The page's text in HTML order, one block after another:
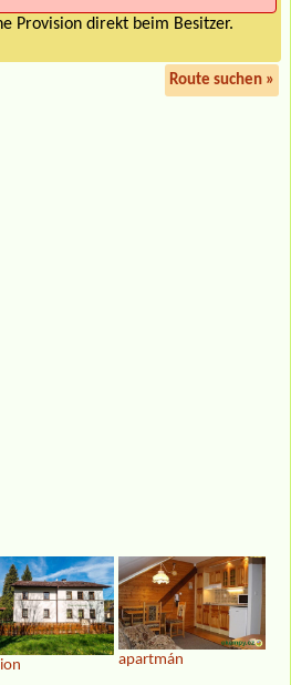
Provision direkt beim Besitzer.
Route suchen »
apartmán